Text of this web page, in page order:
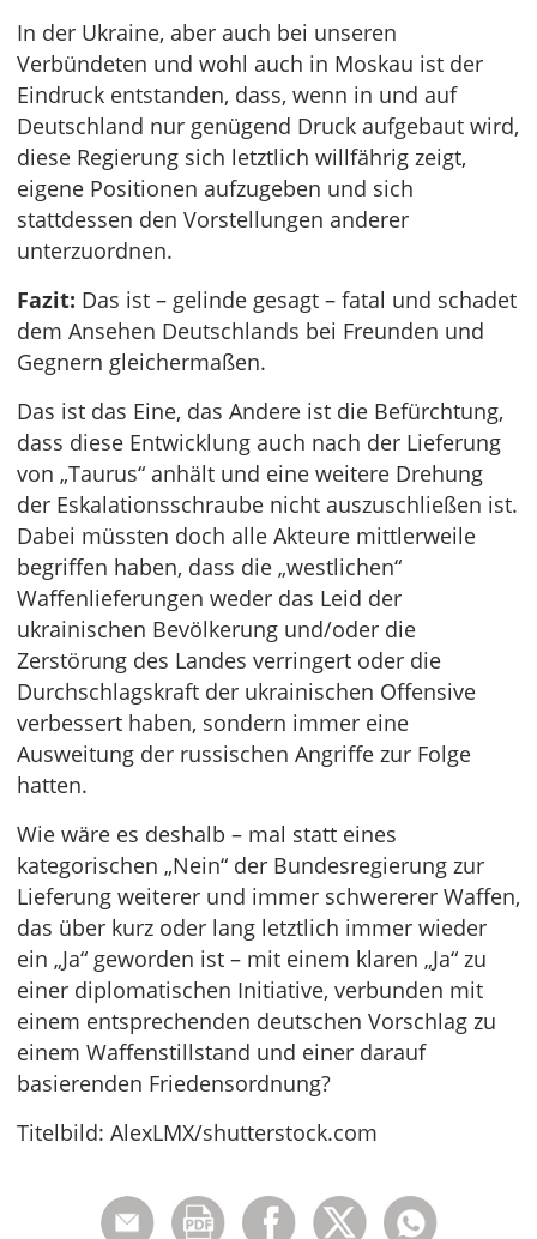
In der Ukraine, aber auch bei unseren
Verbündeten und wohl auch in Moskau ist der
Eindruck entstanden, dass, wenn in und auf
Deutschland nur genügend Druck aufgebaut wird,
diese Regierung sich letztlich willfährig zeigt,
eigene Positionen aufzugeben und sich
stattdessen den Vorstellungen anderer
unterzuordnen.
Fazit: Das ist – gelinde gesagt – fatal und schadet
dem Ansehen Deutschlands bei Freunden und
Gegnern gleichermaßen.
Das ist das Eine, das Andere ist die Befürchtung,
dass diese Entwicklung auch nach der Lieferung
von „Taurus“ anhält und eine weitere Drehung
der Eskalationsschraube nicht auszuschließen ist.
Dabei müssten doch alle Akteure mittlerweile
begriffen haben, dass die „westlichen“
Waffenlieferungen weder das Leid der
ukrainischen Bevölkerung und/oder die
Zerstörung des Landes verringert oder die
Durchschlagskraft der ukrainischen Offensive
verbessert haben, sondern immer eine
Ausweitung der russischen Angriffe zur Folge
hatten.
Wie wäre es deshalb – mal statt eines
kategorischen „Nein“ der Bundesregierung zur
Lieferung weiterer und immer schwererer Waffen,
das über kurz oder lang letztlich immer wieder
ein „Ja“ geworden ist – mit einem klaren „Ja“ zu
einer diplomatischen Initiative, verbunden mit
einem entsprechenden deutschen Vorschlag zu
einem Waffenstillstand und einer darauf
basierenden Friedensordnung?
Titelbild: AlexLMX/shutterstock.com